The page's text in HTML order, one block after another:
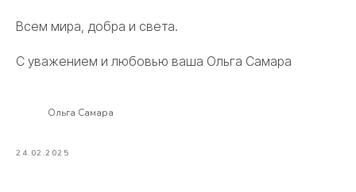
Всем мира, добра и света.
С уважением и любовью ваша Ольга Самара
Ольга Самара
24.02.2025